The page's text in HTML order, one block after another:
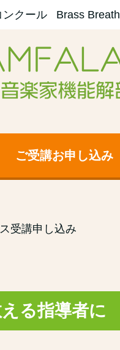
ンクール Brass Breath
ご受講お申し込み
受講申し込み
る指導者に